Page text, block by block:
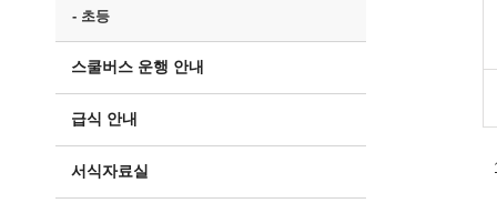
- 초등
스쿨버스 운행 안내
급식 안내
서식자료실